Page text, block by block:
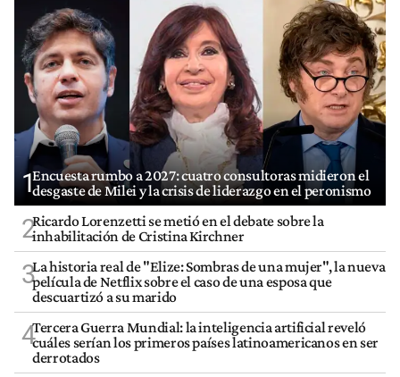
1Encuesta rumbo a 2027: cuatro consultoras midieron el
desgaste de Milei y la crisis de liderazgo en el peronismo
2Ricardo Lorenzetti se metió en el debate sobre la
inhabilitación de Cristina Kirchner
3La historia real de "Elize: Sombras de una mujer", la nueva
película de Netflix sobre el caso de una esposa que
descuartizó a su marido
4Tercera Guerra Mundial: la inteligencia artificial reveló
cuáles serían los primeros países latinoamericanos en ser
derrotados